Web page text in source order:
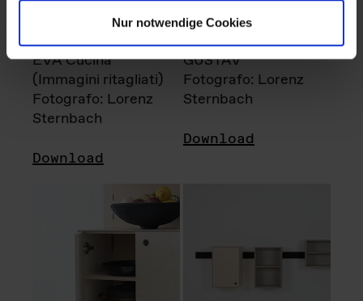
Nur notwendige Cookies
EVA Cucina
(Immagini ritagliati)
Fotografo: Lorenz
Sternbach
Download
GUSTAV
Fotografo: Lorenz
Sternbach
Download